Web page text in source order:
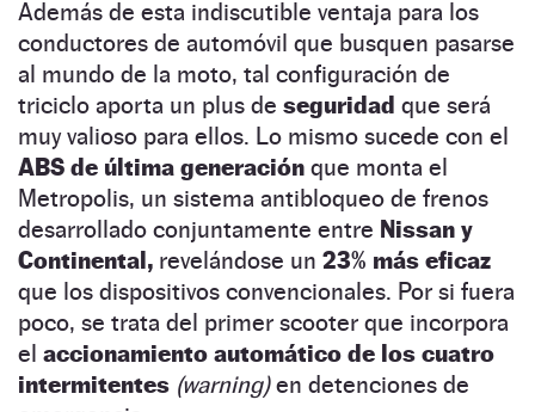
Además de esta indiscutible ventaja para los
conductores de automóvil que busquen pasarse
al mundo de la moto, tal configuración de
triciclo aporta un plus de seguridad que será
muy valioso para ellos. Lo mismo sucede con el
ABS de última generación que monta el
Metropolis, un sistema antibloqueo de frenos
desarrollado conjuntamente entre Nissan y
Continental, revelándose un 23% más eficaz
que los dispositivos convencionales. Por si fuera
poco, se trata del primer scooter que incorpora
el accionamiento automático de los cuatro
intermitentes (warning)en detenciones de